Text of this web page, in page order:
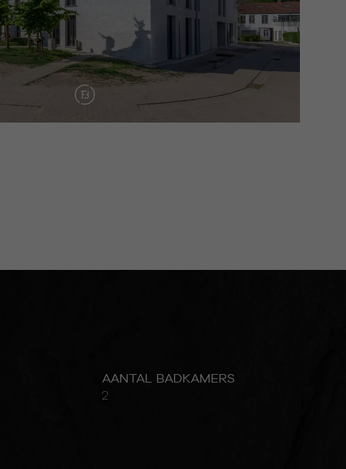
op lange termijn. Een veilige en
https://weylerhof.be/
AANTAL BADKAMERS
2